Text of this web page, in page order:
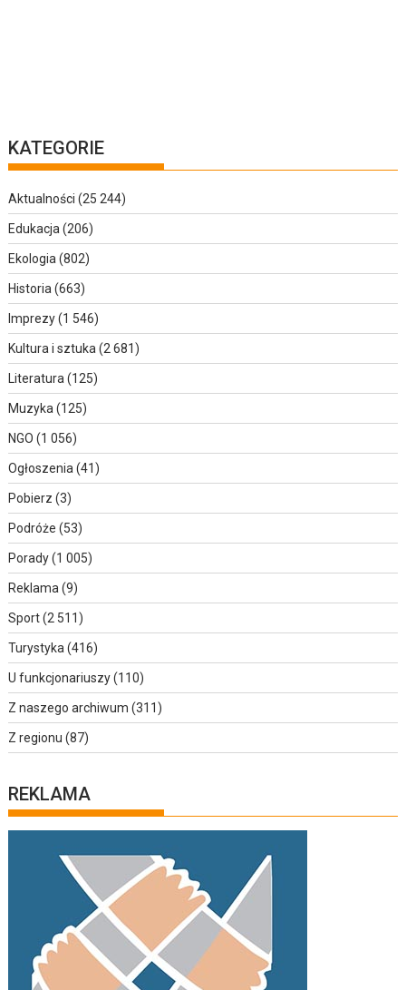
KATEGORIE
Aktualności (25 244)
Edukacja(206)
Ekologia(802)
Historia(663)
Imprezy(1 546)
Kultura i sztuka(2 681)
Literatura(125)
Muzyka(125)
NGO (1 056)
Ogłoszenia(41)
Pobierz (3)
Podróże (53)
Porady(1 005)
Reklama(9)
Sport(2 511)
Turystyka(416)
U funkcjonariuszy(110)
Z naszego archiwum (311)
Z regionu (87)
REKLAMA